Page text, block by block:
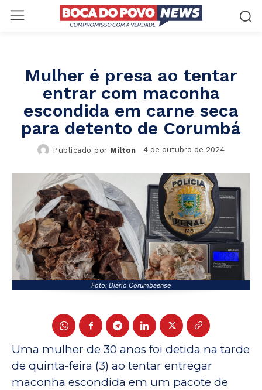
Mulher é presa ao tentar
entrar com maconha
escondida em carne seca
para detento de Corumbá
Publicado por Milton 4 de outubro de 2024
Foto: Diário Corumbaense
Uma mulher de 30 anos foi detida na tarde
de quinta-feira (3) ao tentar entregar
maconha escondida em um pacote de